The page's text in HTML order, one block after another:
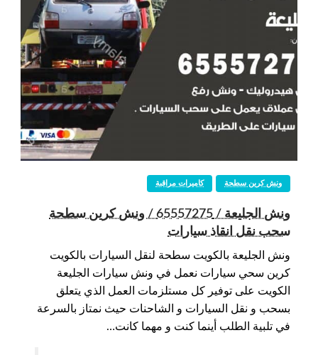
كاميرات مراقبة ونش كرين سطحة
ونش الجليعة / 65557275 / ونش كرين سطحة
سحب نقل انقاذ سيارات
ونش الجليعة بالكويت سطحة لنقل السيارات بالكويت
كرين سحي سيارات نعمل في ونش سيارات الجليعة
الكويت على توفير كل مستلزمات العمل الذي يتعلق
بسحب و نقل السيارات و الشاحنات حيث نمتاز بالسرعة
في تلبية الطلب أينما كنت و مهما كانت…